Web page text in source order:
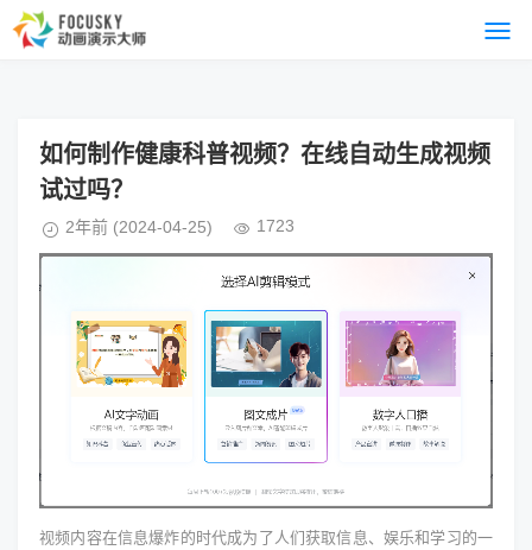
如何制作健康科普视频？在线自动生成视频
试过吗？
2年前 (2024-04-25) 1723
视频内容在信息爆炸的时代成为了人们获取信息、娱乐和学习的一